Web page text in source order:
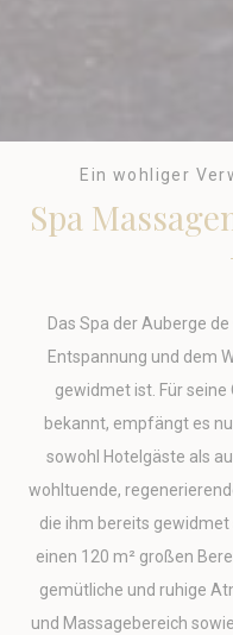
_uetsid
Bing
Tracking/
IDE Doubleclick
Google
Erteilen Sie Ihre
Nutzerdaten im
Spa
Ein wohliger
Das Spa der Auberge
Entspannung und dem
gewidmet ist. Für
bekannt, empfängt es
sowohl Hotelgäste als
wohltuende,
die ihm bereits gewidmet
einen 120 m² großen
gemütliche und ruhige
und Massagebereich